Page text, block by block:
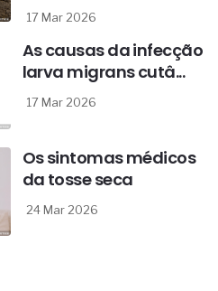
17 Mar 2026
As causas da infecção
larva migrans cutâ...
17 Mar 2026
Os sintomas médicos
da tosse seca
24 Mar 2026